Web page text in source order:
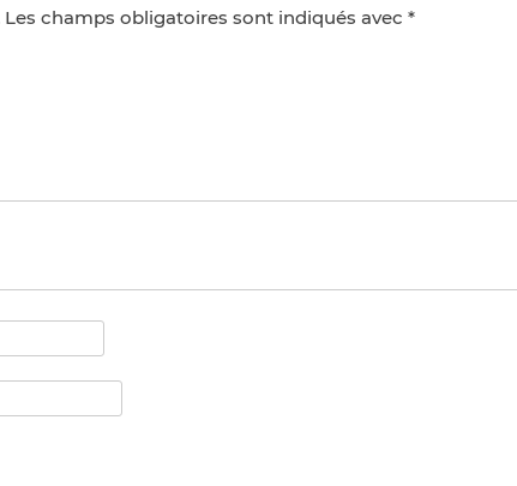
Les champs obligatoires sont indiqués avec *